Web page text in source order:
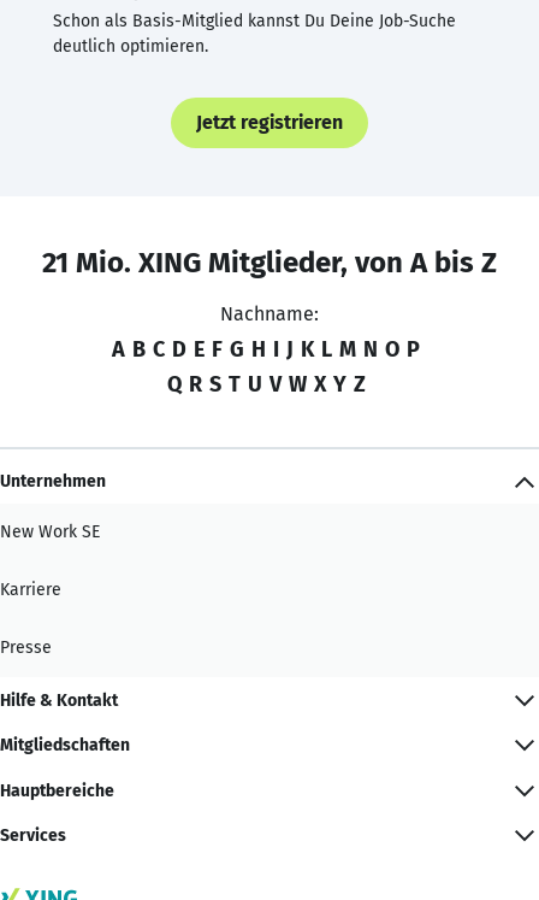
Schon als Basis-Mitglied kannst Du Deine Job-Suche
deutlich optimieren.
Jetzt registrieren
21 Mio. XING Mitglieder, von A bis Z
Nachname:
A B C D E F G H I J K L M N O P
Q R S T U V W X Y Z
Unternehmen
New Work SE
Karriere
Presse
Hilfe & Kontakt
Mitgliedschaften
Hauptbereiche
Services